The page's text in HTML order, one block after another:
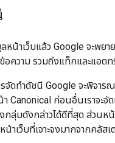
ลหน้าเว็บแล้ว Google จะพย
ข้อความ รวมถึงแท็กและแอ
รจัดทําดัชนี Google จะพิจาร
า Canonical ก่อนอื่นเราจ
กลุ่มดังกล่าวได้ดีที่สุด ส่วน
น้าเว็บที่เจาะจงมากจากคลัส